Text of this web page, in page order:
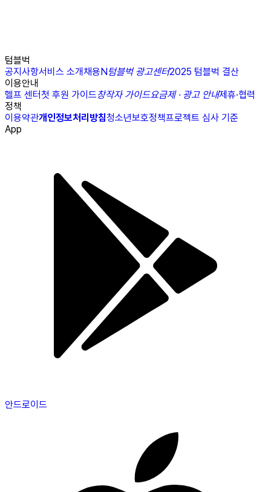
텀블벅
공지사항서비스 소개채용N텀블벅 광고센터2025 텀블벅 결산
이용안내
헬프 센터첫 후원 가이드창작자 가이드요금제 · 광고 안내제휴·협력
정책
이용약관개인정보처리방침청소년보호정책프로젝트 심사 기준
App
안드로이드